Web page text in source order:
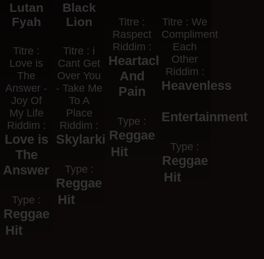
Lutan
Fyah
Titre :
Love is
The
Answer -
Joy Of
My Life
Riddim :
Love is
The
Answer
Type :
Reggae
Hit
Black
Lion
Titre : i
Cant Get
Over You
- Take Me
To A
Place
Riddim :
Skylarkis
Type :
Reggae
Hit
Titre :
Raspect
Riddim :
Heartaches
And
Pain
Type :
Reggae
Hit
Titre : We
Compliment
Each
Other
Riddim :
Heavenless
Entertainment
Type :
Reggae
Hit